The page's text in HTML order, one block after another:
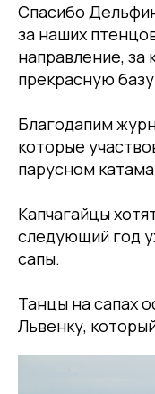
Спасибо
за наших
направление, за
прекрасную
Благодапим
которые
парусном
Капчагайцы
следующий год
сапы.
Танцы на сапах
Львенку,